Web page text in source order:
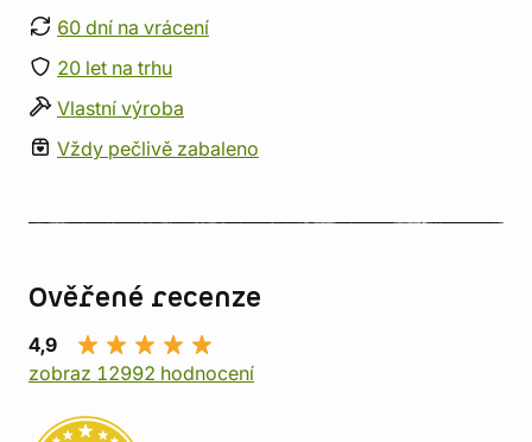
60 dní na vrácení
20 let na trhu
Vlastní výroba
Vždy pečlivě zabaleno
Ověřené recenze
4,9
zobraz 12992 hodnocení